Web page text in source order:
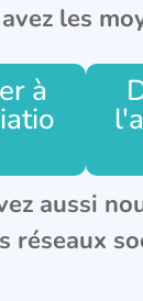
les
à
aussi
réseaux